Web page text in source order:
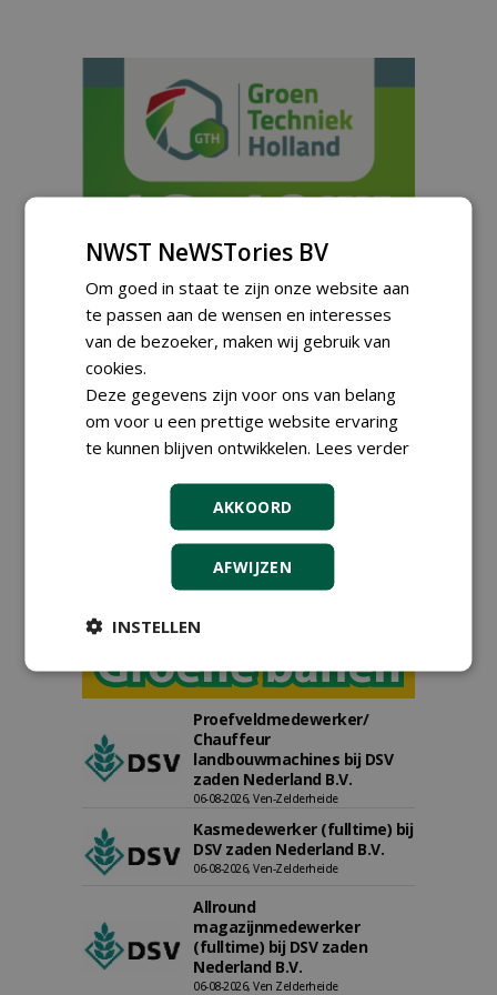
Meld je aan voor onze digitale
nieuwsbrief.
Proefveldmedewerker/
Chauffeur
landbouwmachines bij DSV
zaden Nederland B.V.
06-08-2026, Ven-Zelderheide
Kasmedewerker (fulltime) bij
DSV zaden Nederland B.V.
06-08-2026, Ven-Zelderheide
Allround
magazijnmedewerker
(fulltime) bij DSV zaden
Nederland B.V.
06-08-2026, Ven Zelderheide
NWST NeWSTories BV
Om goed in staat te zijn onze website aan
te passen aan de wensen en interesses
van de bezoeker, maken wij gebruik van
cookies.
Deze gegevens zijn voor ons van belang
om voor u een prettige website ervaring
te kunnen blijven ontwikkelen. Lees verder
AKKOORD
AFWIJZEN
INSTELLEN